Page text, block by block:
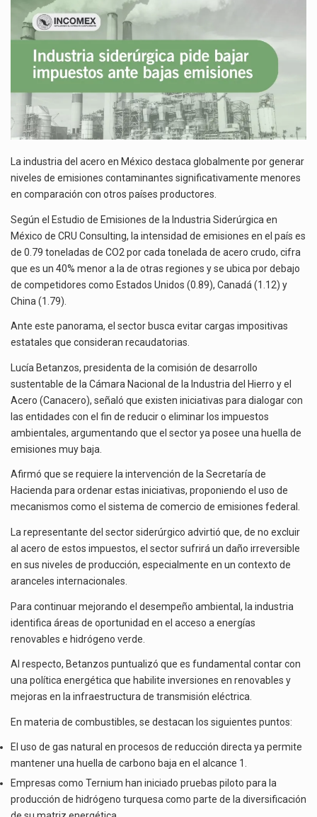
EMISIONES
La industria del acero en México destaca globalmente por generar
niveles de emisiones contaminantes significativamente menores
en comparación con otros países productores.
Según el Estudio de Emisiones de la Industria Siderúrgica en
México de CRU Consulting, la intensidad de emisiones en el país es
de 0.79 toneladas de CO2 por cada tonelada de acero crudo, cifra
que es un 40% menor a la de otras regiones y se ubica por debajo
de competidores como Estados Unidos (0.89), Canadá (1.12) y
China (1.79).
Ante este panorama, el sector busca evitar cargas impositivas
estatales que consideran recaudatorias.
Lucía Betanzos, presidenta de la comisión de desarrollo
sustentable de la Cámara Nacional de la Industria del Hierro y el
Acero (Canacero), señaló que existen iniciativas para dialogar con
las entidades con el fin de reducir o eliminar los impuestos
ambientales, argumentando que el sector ya posee una huella de
emisiones muy baja.
Afirmó que se requiere la intervención de la Secretaría de
Hacienda para ordenar estas iniciativas, proponiendo el uso de
mecanismos como el sistema de comercio de emisiones federal.
La representante del sector siderúrgico advirtió que, de no excluir
al acero de estos impuestos, el sector sufrirá un daño irreversible
en sus niveles de producción, especialmente en un contexto de
aranceles internacionales.
Para continuar mejorando el desempeño ambiental, la industria
identifica áreas de oportunidad en el acceso a energías
renovables e hidrógeno verde.
Al respecto, Betanzos puntualizó que es fundamental contar con
una política energética que habilite inversiones en renovables y
mejoras en la infraestructura de transmisión eléctrica.
En materia de combustibles, se destacan los siguientes puntos:
El uso de gas natural en procesos de reducción directa ya permite
mantener una huella de carbono baja en el alcance 1.
Empresas como Ternium han iniciado pruebas piloto para la
producción de hidrógeno turquesa como parte de la diversificación